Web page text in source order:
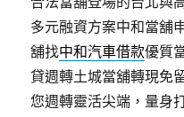
多元融資方案中和當舖
舖找中和汽車借款優質
貸週轉土城當舖轉現免
您週轉靈活尖端，量身